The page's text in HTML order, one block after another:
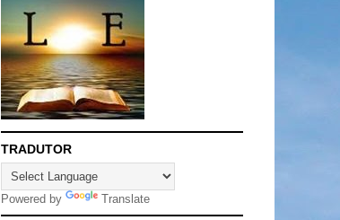
TRADUTOR
Powered by Translate